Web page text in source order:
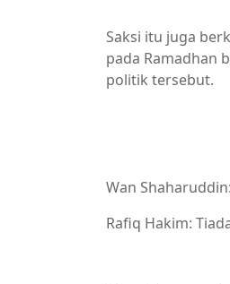
Saksi itu juga
pada Ramadhan
politik tersebut.
Wan
Rafiq Hakim: